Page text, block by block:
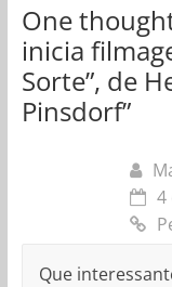
One
inicia
Sorte”, de
Pinsdorf”
4
Que